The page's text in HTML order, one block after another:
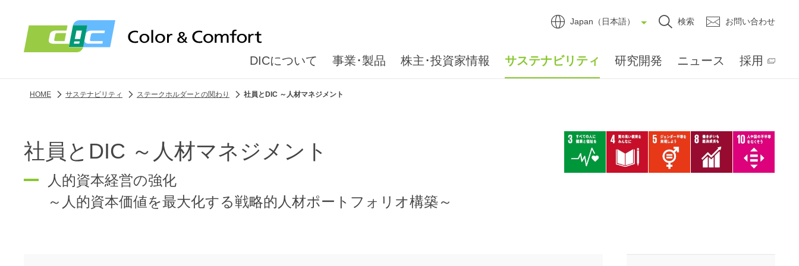
Japan（日本語） 検索 お問い合わせ
DICについて 事業･製品 株主･投資家情報 サステナビリティ 研究開発 ニュース 採用
HOME サステナビリティ ステークホルダーとの関わり 社員とDIC ～人材マネジメント
社員とDIC ～人材マネジメント
人的資本経営の強化
～人的資本価値を最大化する戦略的人材ポートフォリオ構築～